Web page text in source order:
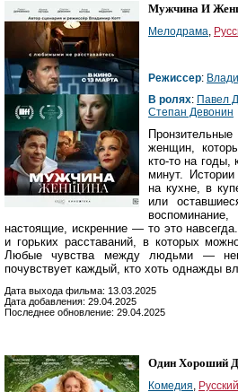
Мужчина И
Мелодрама,
Режиссер:
В ролях: Павел
Степан Девонин
женщин,
кто-то на годы,
минут.
на кухне, в
или
настоящие, искренние — то это
и горьких расставаний, в которых
Любые чувства между людьми —
почувствует каждый, кто хоть однажды
Дата выхода фильма: 13.03.2025
Дата добавления: 29.04.2025
Последнее обновление: 29.04.2025
Один Хороший
Комедия